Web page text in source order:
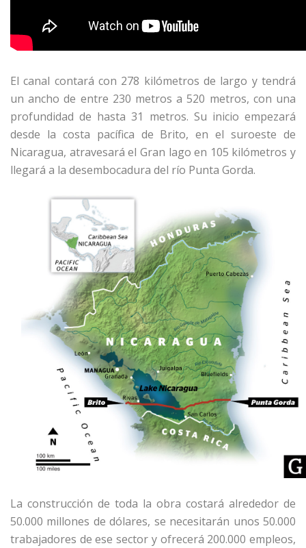
El canal contará con 278 kilómetros de largo y tendrá
un ancho de entre 230 metros a 520 metros, con una
profundidad de hasta 31 metros. Su inicio empezará
desde la costa pacífica de Brito, en el suroeste de
Nicaragua, atravesará el Gran lago en 105 kilómetros y
llegará a la desembocadura del río Punta Gorda.
La construcción de toda la obra costará alrededor de
50.000 millones de dólares, se necesitarán unos 50.000
trabajadores de ese sector y ofrecerá 200.000 empleos,